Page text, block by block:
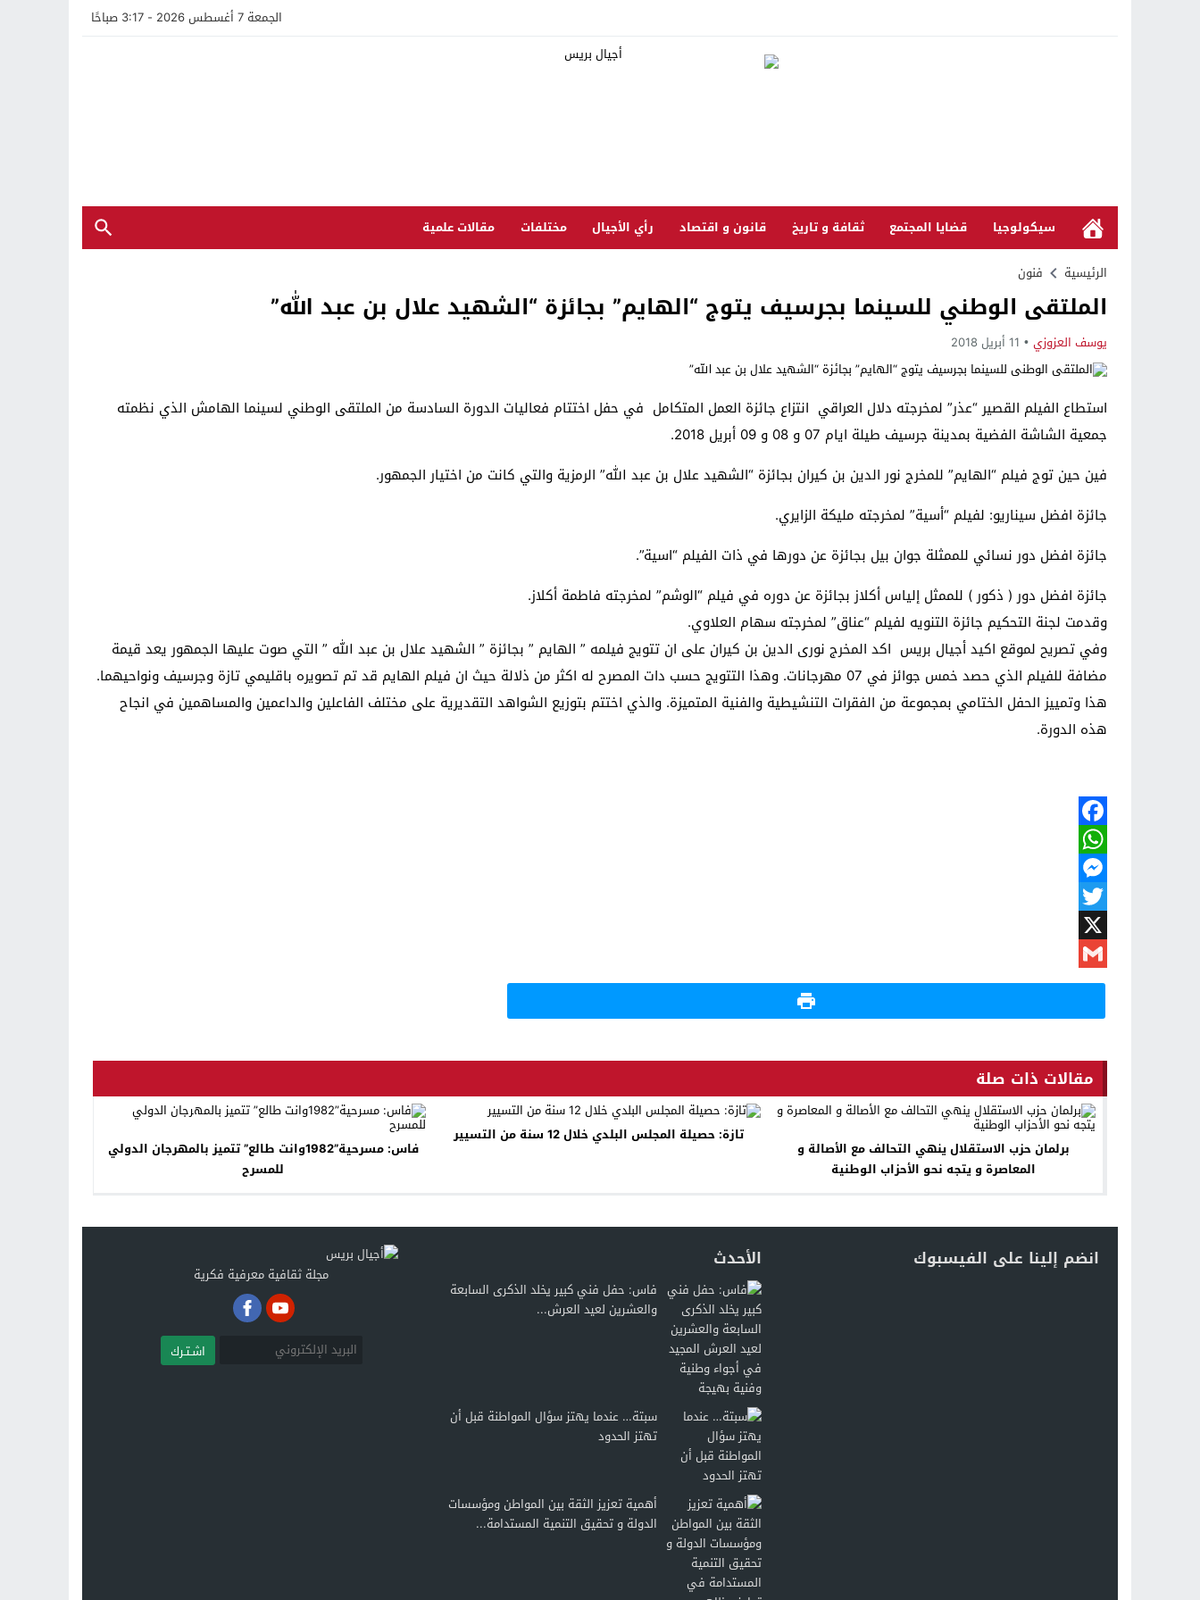
الجمعة 7 أغسطس 2026 - 3:17 صباحًا
سيكولوجيا قضايا المجتمع ثقافة و تاريخ قانون و اقتصاد رأي الأجيال مختلفات مقالات علمية
الرئيسية فنون
الملتقى الوطني للسينما بجرسيف يتوج “الهايم” بجائزة “الشهيد علال بن عبد الله”
يوسف العزوزي 11 أبريل 2018
استطاع الفيلم القصير “عذر” لمخرجته دلال العراقي انتزاع جائزة العمل المتكامل في حفل اختتام فعاليات الدورة السادسة من الملتقى الوطني لسينما الهامش الذي نظمته
جمعية الشاشة الفضية بمدينة جرسيف طيلة ايام 07 و 08 و 09 أبريل 2018.
فين حين توج فيلم “الهايم” للمخرج نور الدين بن كيران بجائزة “الشهيد علال بن عبد الله” الرمزية والتي كانت من اختيار الجمهور.
جائزة افضل سيناريو: لفيلم “أسية” لمخرجته مليكة الزايري.
جائزة افضل دور نسائي للممثلة جوان بيل بجائزة عن دورها في ذات الفيلم “اسية”.
جائزة افضل دور ( ذكور ) للممثل إلياس أكلاز بجائزة عن دوره في فيلم “الوشم” لمخرجته فاطمة أكلاز.
وقدمت لجنة التحكيم جائزة التنويه لفيلم “عناق” لمخرجته سهام العلاوي.
وفي تصريح لموقع اكيد أجيال بريس اكد المخرج نورى الدين بن كيران على ان تتويج فيلمه ” الهايم ” بجائزة ” الشهيد علال بن عبد الله ” التي صوت عليها الجمهور يعد قيمة
مضافة للفيلم الذي حصد خمس جوائز في 07 مهرجانات. وهذا التتويج حسب دات المصرح له اكثر من ذلالة حيث ان فيلم الهايم قد تم تصويره باقليمي تازة وجرسيف ونواحيهما.
هذا وتمييز الحفل الختامي بمجموعة من الفقرات التنشيطية والفنية المتميزة. والذي اختتم بتوزيع الشواهد التقديرية على مختلف الفاعلين والداعمين والمساهمين في انجاح
هذه الدورة.
Facebook
WhatsApp
Messenger
Twitter
X
Gmail
مقالات ذات صلة
برلمان حزب الاستقلال ينهي التحالف مع الأصالة و
المعاصرة و يتجه نحو الأحزاب الوطنية
تازة: حصيلة المجلس البلدي خلال 12 سنة من التسيير
فاس: مسرحية”1982وانت طالع” تتميز بالمهرجان الدولي
للمسرح
انضم إلينا على الفيسبوك الأحدث
فاس: حفل فني كبير يخلد الذكرى السابعة
والعشرين لعيد العرش...
سبتة… عندما يهتز سؤال المواطنة قبل أن
تهتز الحدود
أهمية تعزيز الثقة بين المواطن ومؤسسات
الدولة و تحقيق التنمية المستدامة...
مجلة ثقافية معرفية فكرية
اشـتـرك